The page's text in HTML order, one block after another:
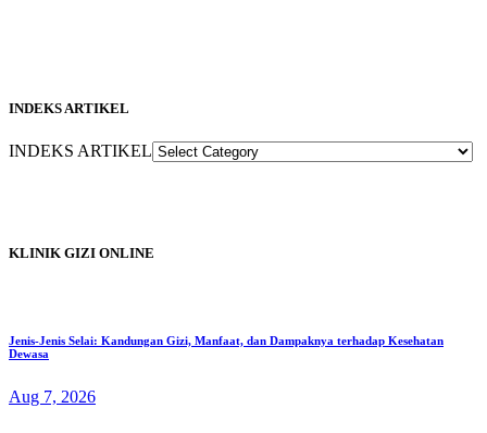
INDEKS ARTIKEL
INDEKS ARTIKEL
KLINIK GIZI ONLINE
Jenis-Jenis Selai: Kandungan Gizi, Manfaat, dan Dampaknya terhadap Kesehatan
Dewasa
Aug 7, 2026